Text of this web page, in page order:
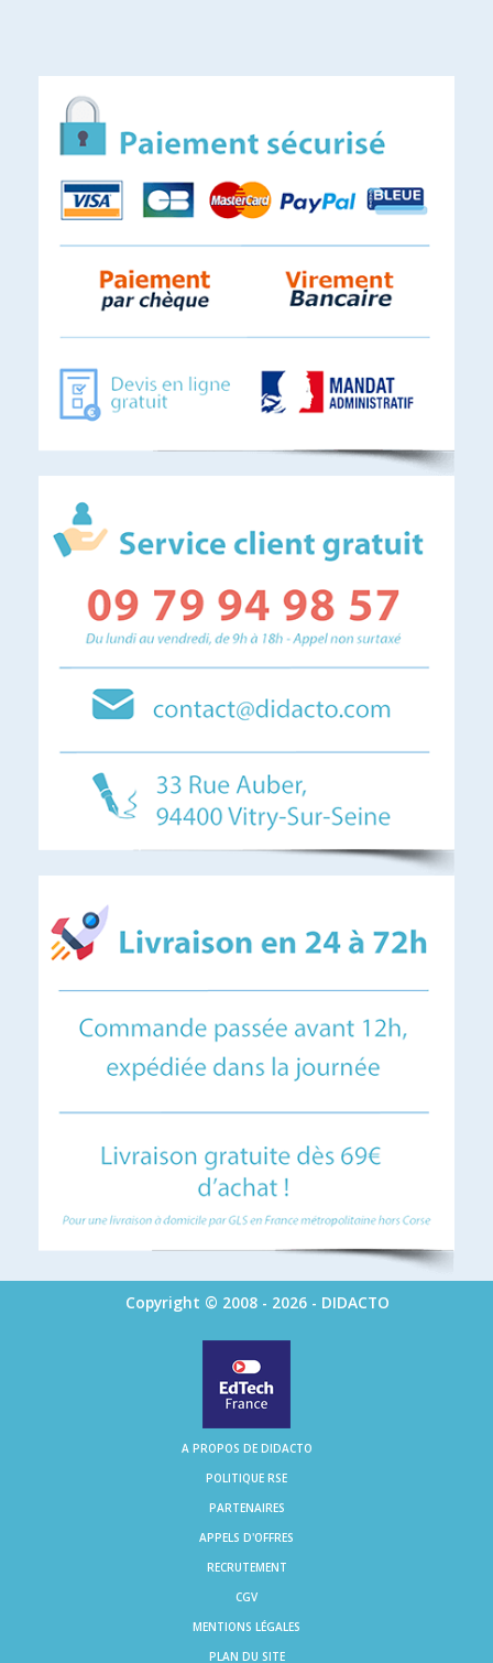
Copyright © 2008 - 2026 - DIDACTO
A PROPOS DE DIDACTO
POLITIQUE RSE
PARTENAIRES
APPELS D'OFFRES
RECRUTEMENT
CGV
MENTIONS LÉGALES
PLAN DU SITE